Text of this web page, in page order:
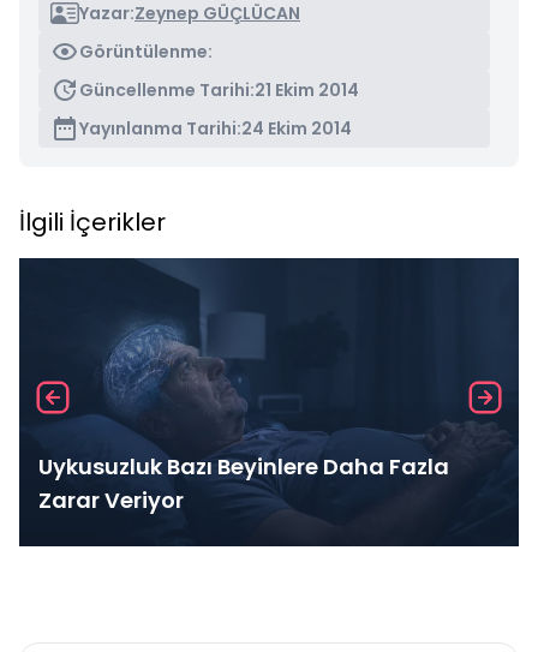
Yazar:Zeynep GÜÇLÜCAN
Görüntülenme:
Güncellenme Tarihi:21 Ekim 2014
Yayınlanma Tarihi:24 Ekim 2014
İlgili İçerikler
Uykusuzluk Bazı Beyinlere Daha Fazla
Zarar Veriyor